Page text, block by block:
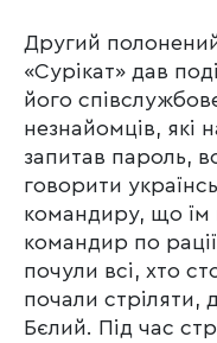
Другий
«Сурікат» дав
його
незнайомців, які
запитав пароль,
говорити
командиру, що їм
командир по
почули всі, хто
почали стріляти,
Бєлий. Під час